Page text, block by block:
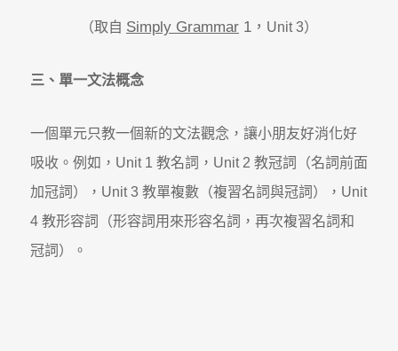
（取自 Simply Grammar1， Unit 3）
三、單一文法概念
一個單元只教一個新的文法觀念，讓小朋友好消化好
吸收。例如，Unit 1 教名詞，Unit 2 教冠詞（名詞前面
加冠詞），Unit 3 教單複數（複習名詞與冠詞），Unit
4 教形容詞（形容詞用來形容名詞，再次複習名詞和
冠詞）。